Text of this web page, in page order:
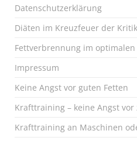
Datenschutzerklärung
Diäten im Kreuzfeuer der Kritik
Fettverbrennung im optimalen
Impressum
Keine Angst vor guten Fetten
Krafttraining – keine Angst
Krafttraining an Maschinen